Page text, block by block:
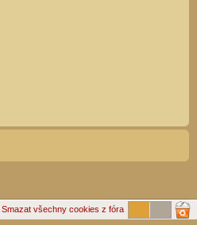
Smazat všechny cookies z fóra